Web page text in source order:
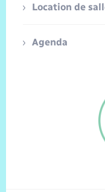
Location de
Agenda